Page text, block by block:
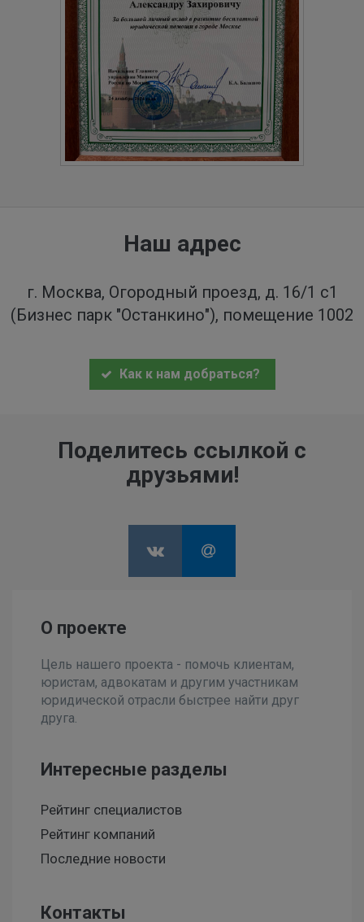
Наш адрес
г. Москва, Огородный проезд, д. 16/1 с1
(Бизнес парк "Останкино"), помещение 1002
Как к нам добраться?
Поделитесь ссылкой с
друзьями!
О проекте
Цель нашего проекта - помочь клиентам,
юристам, адвокатам и другим участникам
юридической отрасли быстрее найти друг
друга.
Интересные разделы
Рейтинг специалистов
Рейтинг компаний
Последние новости
Контакты